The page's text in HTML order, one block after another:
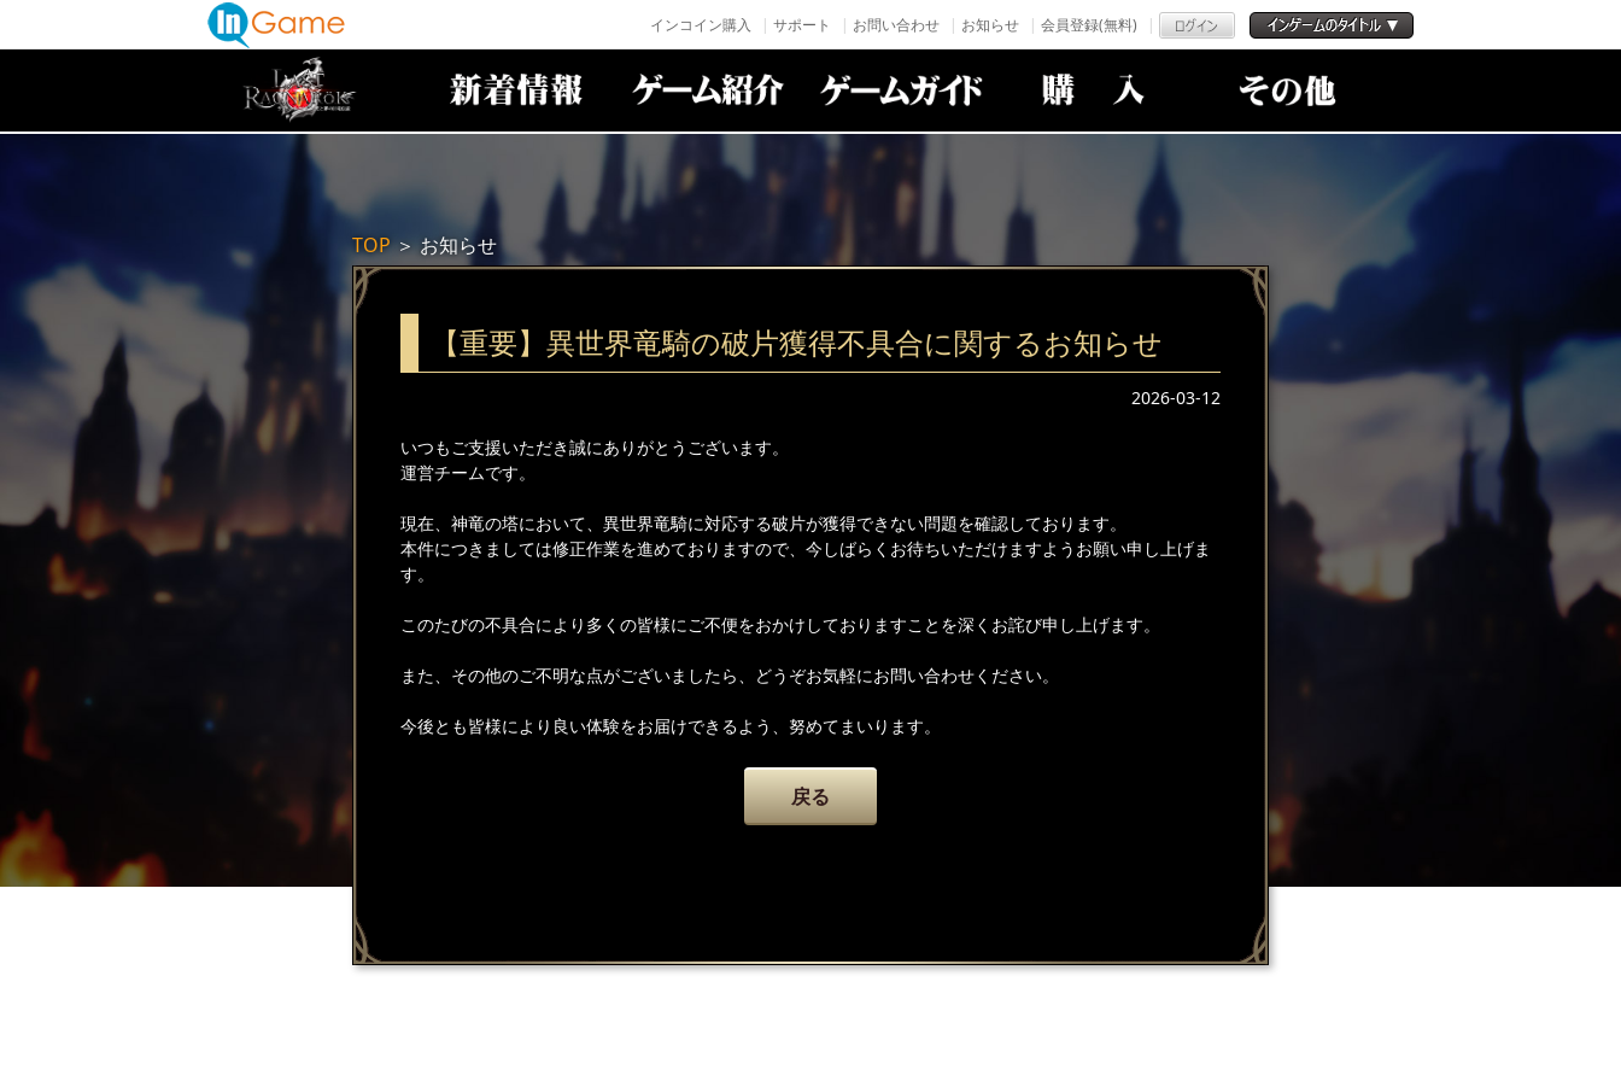
インコイン購入 サポート お問い合わせ お知らせ 会員登録(無料)
TOP＞お知らせ
【重要】異世界竜騎の破片獲得不具合に関するお知らせ
2026-03-12
いつもご支援いただき誠にありがとうございます。
運営チームです。
現在、神竜の塔において、異世界竜騎に対応する破片が獲得できない問題を確認しております。
本件につきましては修正作業を進めておりますので、今しばらくお待ちいただけますようお願い申し上げま
す。
このたびの不具合により多くの皆様にご不便をおかけしておりますことを深くお詫び申し上げます。
また、その他のご不明な点がございましたら、どうぞお気軽にお問い合わせください。
今後とも皆様により良い体験をお届けできるよう、努めてまいります。
戻る